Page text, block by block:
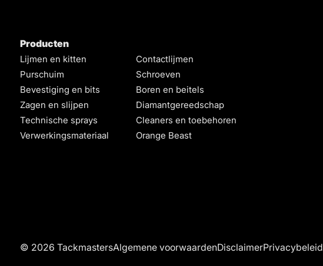
Producten
Lijmen en kitten
Contactlijmen
Purschuim
Schroeven
Bevestiging en bits
Boren en beitels
Zagen en slijpen
Diamantgereedschap
Technische sprays
Cleaners en toebehoren
Verwerkingsmateriaal
Orange Beast
© 2026 TackmastersAlgemene voorwaardenDisclaimerPrivacybeleid